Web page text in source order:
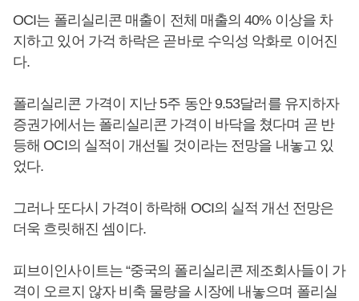
OCI는 폴리실리콘 매출이 전체 매출의 40% 이상을 차
지하고 있어 가걱 하락은 곧바로 수익성 악화로 이어진
다.
폴리실리콘 가격이 지난 5주 동안 9.53달러를 유지하자
증권가에서는 폴리실리콘 가격이 바닥을 쳤다며 곧 반
등해 OCI의 실적이 개선될 것이라는 전망을 내놓고 있
었다.
그러나 또다시 가격이 하락해 OCI의 실적 개선 전망은
더욱 흐릿해진 셈이다.
피브이인사이트는 “중국의 폴리실리콘 제조회사들이 가
격이 오르지 않자 비축 물량을 시장에 내놓으며 폴리실